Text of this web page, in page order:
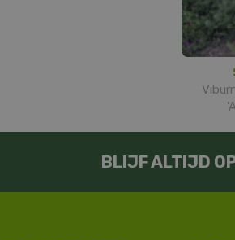
BLIJF ALTIJD